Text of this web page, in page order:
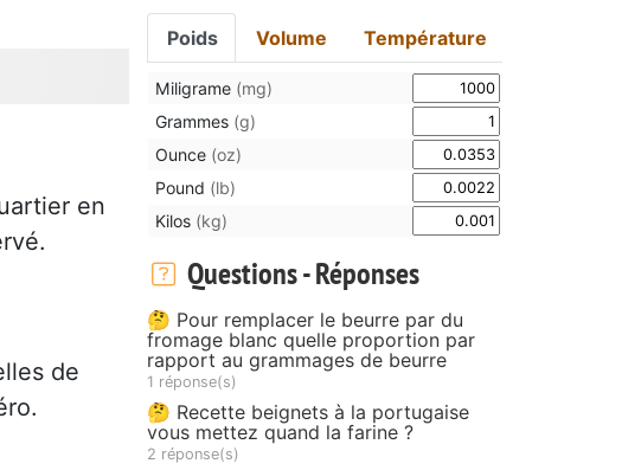
en
de
Poids Volume Température
Miligrame (mg)
Grammes (g)
Ounce (oz)
Pound (lb)
Kilos (kg)
Questions - Réponses
🤔 Pour remplacer le beurre par du
fromage blanc quelle proportion par
rapport au grammages de beurre
1 réponse(s)
🤔 Recette beignets à la portugaise
vous mettez quand la farine ?
2 réponse(s)